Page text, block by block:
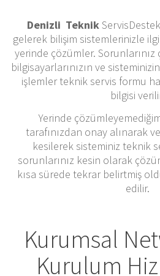
Denizli Teknik
gelerek bilişim sistemlerinizle
yerinde çözümler.
bilgisayarlarınızın ve
işlemler teknik servis formu
bilgisi
Yerinde
tarafınızdan onay alınarak
kesilerek sisteminiz teknik
sorunlarınız kesin olarak
kısa sürede tekrar belirtmiş
edilir.
Kurumsal
Kurulum